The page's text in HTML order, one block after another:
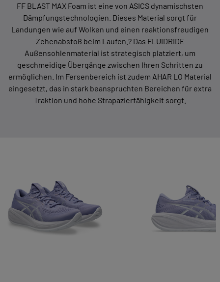
FF BLAST MAX Foam ist eine von ASICS dynamischsten
Dämpfungstechnologien. Dieses Material sorgt für
Landungen wie auf Wolken und einen reaktionsfreudigen
Zehenabstoß beim Laufen.? Das FLUIDRIDE
Außensohlenmaterial ist strategisch platziert, um
geschmeidige Übergänge zwischen Ihren Schritten zu
ermöglichen. Im Fersenbereich ist zudem AHAR LO Material
eingesetzt, das in stark beanspruchten Bereichen für extra
Traktion und hohe Strapazierfähigkeit sorgt.